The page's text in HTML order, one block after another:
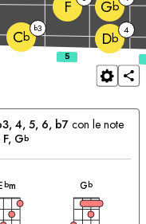
Cb
b3
Db 4
F Gb
4, 5, 6, b7con le note
F, Gb
bm Gb